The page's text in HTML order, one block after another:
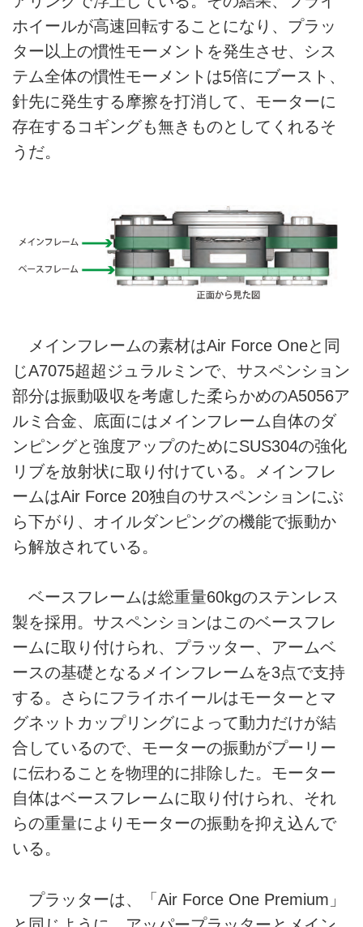
ホイールが高速回転することになり、プラッ
ター以上の慣性モーメントを発生させ、シス
テム全体の慣性モーメントは5倍にブースト、
針先に発生する摩擦を打消して、モーターに
存在するコギングも無きものとしてくれるそ
うだ。
メインフレームの素材はAir Force Oneと同
じA7075超超ジュラルミンで、サスペンション
部分は振動吸収を考慮した柔らかめのA5056ア
ルミ合金、底面にはメインフレーム自体のダ
ンピングと強度アップのためにSUS304の強化
リブを放射状に取り付けている。メインフレ
ームはAir Force 20独自のサスペンションにぶ
ら下がり、オイルダンピングの機能で振動か
ら解放されている。
ベースフレームは総重量60kgのステンレス
製を採用。サスペンションはこのベースフレ
ームに取り付けられ、プラッター、アームベ
ースの基礎となるメインフレームを3点で支持
する。さらにフライホイールはモーターとマ
グネットカップリングによって動力だけが結
合しているので、モーターの振動がプーリー
に伝わることを物理的に排除した。モーター
自体はベースフレームに取り付けられ、それ
らの重量によりモーターの振動を抑え込んで
いる。
プラッターは、「Air Force One Premium」